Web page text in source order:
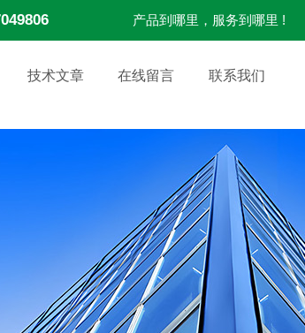
产品到哪里，服务到哪里 !
技术文章 在线留言 联系我们